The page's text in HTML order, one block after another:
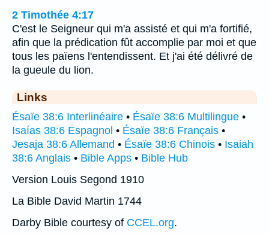
2 Timothée 4:17
C'est le Seigneur qui m'a assisté et qui m'a fortifié,
afin que la prédication fût accomplie par moi et que
tous les païens l'entendissent. Et j'ai été délivré de
la gueule du lion.
Links
Ésaïe 38:6 Interlinéaire • Ésaïe 38:6 Multilingue •
Isaías 38:6 Espagnol • Ésaïe 38:6 Français •
Jesaja 38:6 Allemand • Ésaïe 38:6 Chinois • Isaiah
38:6 Anglais • Bible Apps • Bible Hub
Version Louis Segond 1910
La Bible David Martin 1744
Darby Bible courtesy of CCEL.org.